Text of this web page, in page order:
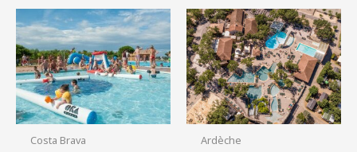
Costa Brava Ardèche